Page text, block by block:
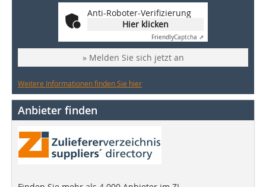
Anti-Roboter-Verifizierung
Hier klicken
FriendlyCaptcha ⇗
» Melden Sie sich jetzt an
Weitere Informationen finden Sie hier
Anbieter finden